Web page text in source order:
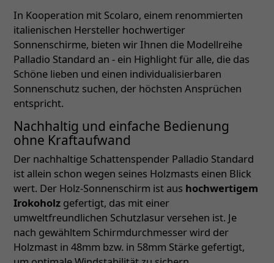
In Kooperation mit Scolaro, einem renommierten
italienischen Hersteller hochwertiger
Sonnenschirme, bieten wir Ihnen die Modellreihe
Palladio Standard an - ein Highlight für alle, die das
Schöne lieben und einen individualisierbaren
Sonnenschutz suchen, der höchsten Ansprüchen
entspricht.
Nachhaltig und einfache Bedienung
ohne Kraftaufwand
Der nachhaltige Schattenspender Palladio Standard
ist allein schon wegen seines Holzmasts einen Blick
wert. Der Holz-Sonnenschirm ist aus hochwertigem
Irokoholz gefertigt, das mit einer
umweltfreundlichen Schutzlasur versehen ist. Je
nach gewähltem Schirmdurchmesser wird der
Holzmast in 48mm bzw. in 58mm Stärke gefertigt,